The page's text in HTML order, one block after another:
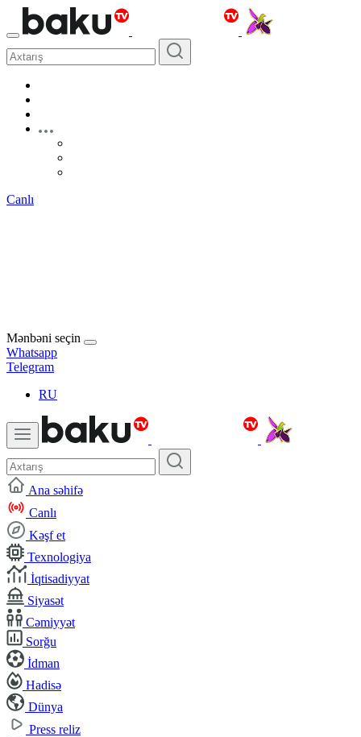
Canlı
Mənbəni seçin
Whatsapp
Telegram
RU
Ana səhifə
Canlı
Kəşf et
Texnologiya
İqtisadiyyat
Siyasət
Cəmiyyət
Sorğu
İdman
Hadisə
Dünya
Press reliz